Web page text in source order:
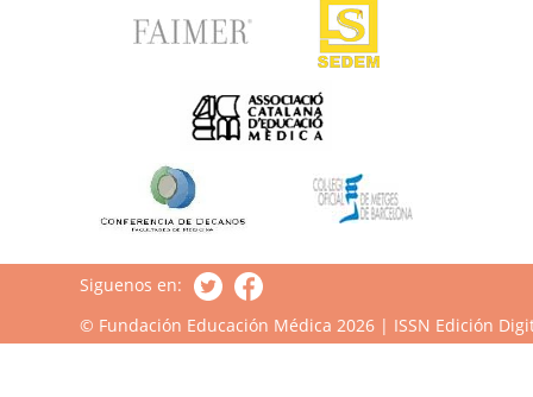
Siguenos en:
© Fundación Educación Médica 2026 | ISSN Edición